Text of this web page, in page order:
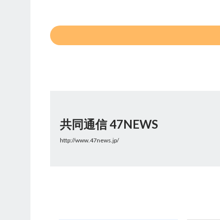
共同通信 47NEWS
http://www.47news.jp/